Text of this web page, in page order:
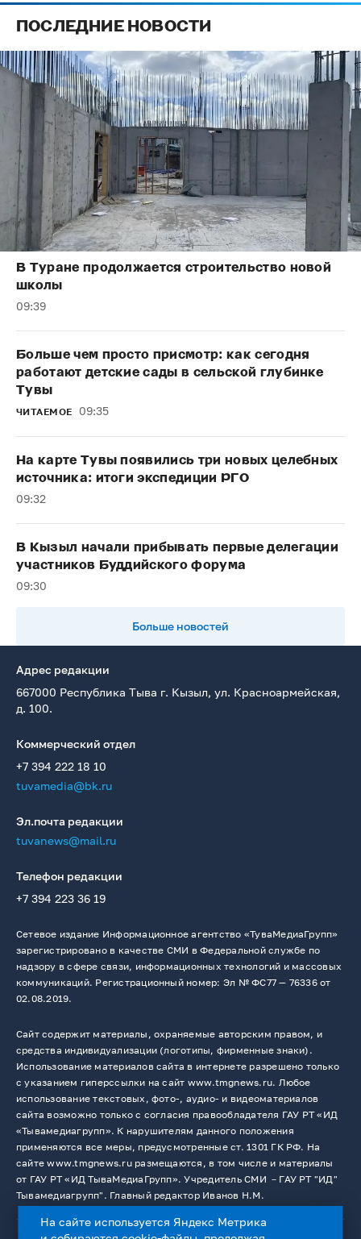
ПОСЛЕДНИЕ НОВОСТИ
В Туране продолжается строительство новой
школы
09:39
Больше чем просто присмотр: как сегодня
работают детские сады в сельской глубинке
Тувы
ЧИТАЕМОЕ 09:35
На карте Тувы появились три новых целебных
источника: итоги экспедиции РГО
09:32
В Кызыл начали прибывать первые делегации
участников Буддийского форума
09:30
Больше новостей
Адрес редакции
667000 Республика Тыва г. Кызыл, ул. Красноармейская,
д. 100.
Коммерческий отдел
+7 394 222 18 10
tuvamedia@bk.ru
Эл.почта редакции
tuvanews@mail.ru
Телефон редакции
+7 394 223 36 19
Сетевое издание Информационное агентство «ТуваМедиаГрупп»
зарегистрировано в качестве СМИ в Федеральной службе по
надзору в сфере связи, информационных технологий и массовых
коммуникаций. Регистрационный номер: Эл № ФС77 — 76336 от
02.08.2019.
Сайт содержит материалы, охраняемые авторским правом, и
средства индивидуализации (логотипы, фирменные знаки).
Использование материалов сайта в интернете разрешено только
с указанием гиперссылки на сайт www.tmgnews.ru. Любое
использование текстовых, фото-, аудио- и видеоматериалов
сайта возможно только с согласия правообладателя ГАУ РТ «ИД
«Тывамедиагрупп». К нарушителям данного положения
применяются все меры, предусмотренные ст. 1301 ГК РФ. На
сайте www.tmgnews.ru размещаются, в том числе и материалы
от ГАУ РТ «ИД ТываМедиаГрупп». Учредитель СМИ －ГАУ РТ "ИД"
Тывамедиагрупп". Главный редактор Иванов Н.М.
На сайте используется Яндекс Метрика